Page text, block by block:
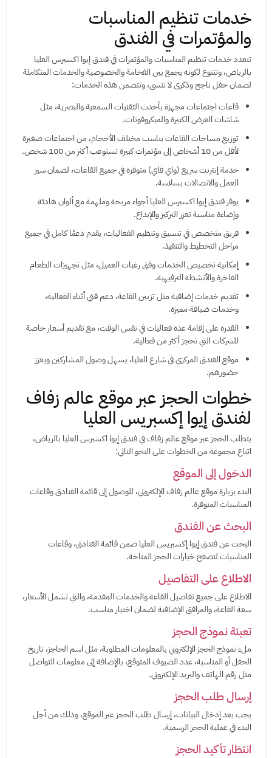
خدمات تنظيم المناسبات
والمؤتمرات في الفندق
تتعدد خدمات تنظيم المناسبات والمؤتمرات في فندق إيوا اكسبرس العليا
بالرياض، وتتنوع لكونه يجمع بين الفخامة والخصوصية والخدمات المتكاملة
لضمان حفل ناجح وذكرى لا تنسى، وتتضمن هذه الخدمات:
قاعات اجتماعات مجهزة بأحدث التقنيات السمعية والبصرية، مثل
شاشات العرض الكبيرة والميكروفونات.
توزيع مساحات القاعات يناسب مختلف الأحجام، من اجتماعات صغيرة
لأقل من 10 أشخاص إلى مؤتمرات كبيرة تستوعب أكثر من 100 شخص.
خدمة إنترنت سريع (واي فاي) متوفرة في جميع القاعات، لضمان سير
العمل والاتصالات بسلاسة.
يوفر فندق إيوا اكسبرس العليا أجواء مريحة وملهمة مع ألوان هادئة
وإضاءة مناسبة تعزز التركيز والإبداع.
فريق متخصص في تنسيق وتنظيم الفعاليات، يقدم دعمًا كامل في جميع
مراحل التخطيط والتنفيذ.
إمكانية تخصيص الخدمات وفق رغبات العميل، مثل تجهيزات الطعام
الفاخرة والأنشطة الترفيهية.
تقديم خدمات إضافية مثل تزيين القاعة، دعم فني أثناء الفعالية،
وخدمات ضيافة مميزة.
القدرة على إقامة عدة فعاليات في نفس الوقت، مع تقديم أسعار خاصة
للشركات التي تحجز أكثر من فعالية.
موقع الفندق المركزي في شارع العليا، يسهل وصول المشاركين ويعزز
حضورهم.
خطوات الحجز عبر موقع عالم زفاف
لفندق إيوا إكسبريس العليا
يتطلب الحجز عبر موقع عالم زفاف في فندق إيوا اكسبرس العليا بالرياض،
اتباع مجموعة من الخطوات على النحو التالي:
الدخول إلى الموقع
البدء بزيارة موقع عالم زفاف الإلكتروني، للوصول إلى قائمة الفنادق وقاعات
المناسبات المتوفرة.
البحث عن الفندق
البحث عن فندق إيوا إكسبريس العليا ضمن قائمة الفنادق، وقاعات
المناسبات لتصفح خيارات الحجز المتاحة.
الاطلاع على التفاصيل
الاطلاع على جميع تفاصيل القاعة والخدمات المقدمة، والتي تشمل الأسعار،
سعة القاعة، والمرافق الإضافية لضمان اختيار مناسب.
تعبئة نموذج الحجز
ملء نموذج الحجز الإلكتروني بالمعلومات المطلوبة، مثل اسم الحاجز، تاريخ
الحفل أو المناسبة، عدد الضيوف المتوقع، بالإضافة إلى معلومات التواصل
مثل رقم الهاتف والبريد الإلكتروني.
إرسال طلب الحجز
يجب بعد إدخال البيانات، إرسال طلب الحجز عبر الموقع، وذلك من أجل
البدء في عملية الحجز الرسمية.
انتظار تأكيد الحجز